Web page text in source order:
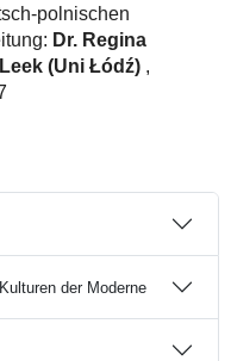
polnischen
Dr. Regina
(Uni Łódź) ,
der Moderne